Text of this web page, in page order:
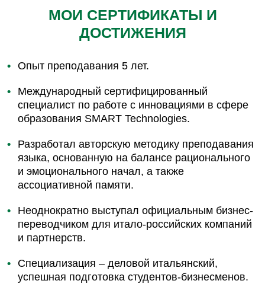
МОИ СЕРТИФИКАТЫ И
ДОСТИЖЕНИЯ
Опыт преподавания 5 лет.
Международный сертифицированный
специалист по работе с инновациями в сфере
образования SMART Technologies.
Разработал авторскую методику преподавания
языка, основанную на балансе рационального
и эмоционального начал, а также
ассоциативной памяти.
Неоднократно выступал официальным бизнес-
переводчиком для итало-российских компаний
и партнерств.
Специализация – деловой итальянский,
успешная подготовка студентов-бизнесменов.